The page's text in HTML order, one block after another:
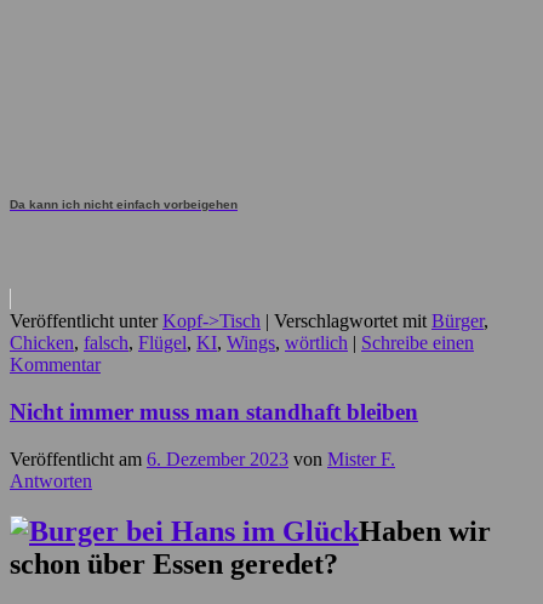
Da kann ich nicht einfach vorbeigehen
Veröffentlicht unter Kopf->Tisch | Verschlagwortet mit Bürger,
Chicken, falsch, Flügel, KI, Wings, wörtlich | Schreibe einen
Kommentar
Nicht immer muss man standhaft bleiben
Veröffentlicht am 6. Dezember 2023 von Mister F.
Antworten
Haben wir
schon über Essen geredet?